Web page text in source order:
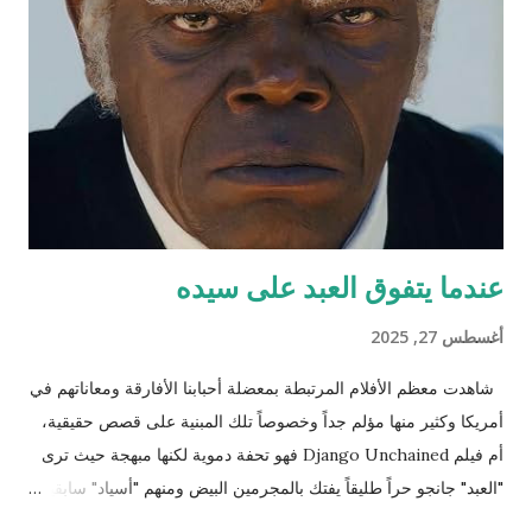
الراكد الساكن الهادئ أمتع ناظري في الموج الذي أفتعله على مزاجي
وقدر حجمي وعندي من البيوت بعدد الحفر المنتشرة في جوانب البئر،
أختبئ فيها من المطر وكلما ارتفع منسوب الماء اعتليت بيتا (حفرة)
أعلى. طعامي كما تعلمين حشرات تائهة جذبها الماء الداكن ورائحته
المعتقة، تعالي واستمتعي معي لأخبرك عن تجارب...
عندما يتفوق العبد على سيده
أغسطس 27, 2025
شاهدت معظم الأفلام المرتبطة بمعضلة أحبابنا الأفارقة ومعاناتهم في
أمريكا وكثير منها مؤلم جداً وخصوصاً تلك المبنية على قصص حقيقية،
أم فيلم Django Unchained فهو تحفة دموية لكنها مبهجة حيث ترى
"العبد" جانجو حراً طليقاً يفتك بالمجرمين البيض ومنهم "أسياد" سابقين